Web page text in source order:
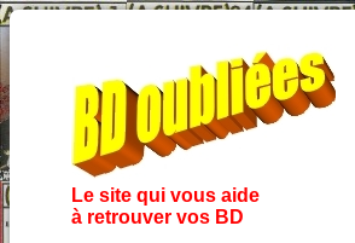
Le site qui vous aide
à retrouver vos BD